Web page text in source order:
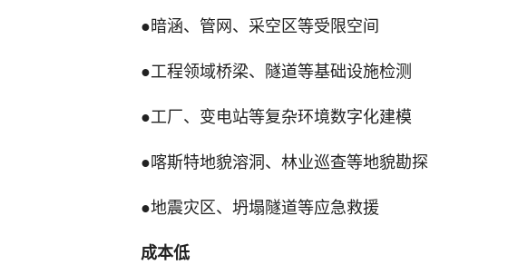
●暗涵、管网、采空区等受限空间
●工程领域桥梁、隧道等基础设施检测
●工厂、变电站等复杂环境数字化建模
●喀斯特地貌溶洞、林业巡查等地貌勘探
●地震灾区、坍塌隧道等应急救援
成本低